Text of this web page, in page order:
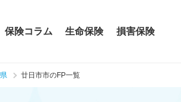
保険コラム 生命保険 損害保険
廿日市市のFP一覧